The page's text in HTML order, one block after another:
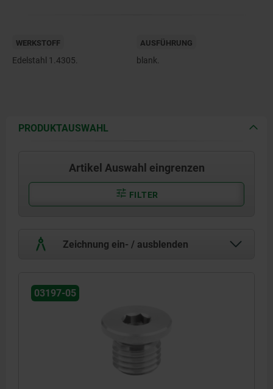
WERKSTOFF
Edelstahl 1.4305.
AUSFÜHRUNG
blank.
PRODUKTAUSWAHL
Artikel Auswahl eingrenzen
FILTER
Zeichnung ein- / ausblenden
03197-05